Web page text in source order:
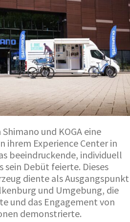
und KOGA eine
ihrem Experience Center in
beeindruckende, individuell
Debüt feierte. Dieses
diente als Ausgangspunkt
und Umgebung, die
und das Engagement von
demonstrierte.